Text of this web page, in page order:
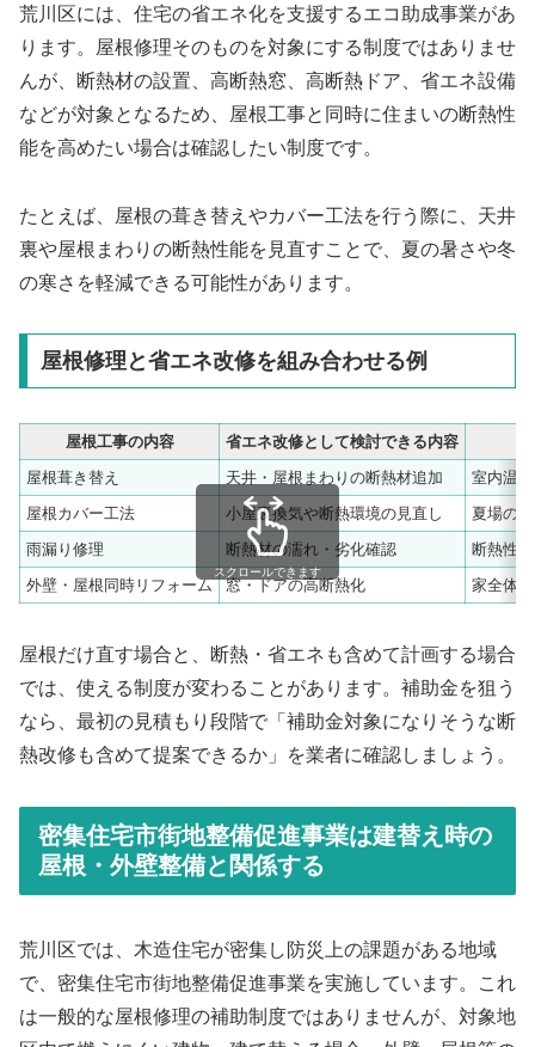
荒川区には、住宅の省エネ化を支援するエコ助成事業があ
ります。屋根修理そのものを対象にする制度ではありませ
んが、断熱材の設置、高断熱窓、高断熱ドア、省エネ設備
などが対象となるため、屋根工事と同時に住まいの断熱性
能を高めたい場合は確認したい制度です。
たとえば、屋根の葺き替えやカバー工法を行う際に、天井
裏や屋根まわりの断熱性能を見直すことで、夏の暑さや冬
の寒さを軽減できる可能性があります。
屋根修理と省エネ改修を組み合わせる例
屋根工事の内容 省エネ改修として検討できる内容
屋根葺き替え
天井・屋根まわりの断熱材追加
室内温
屋根カバー工法
小屋裏換気や断熱環境の見直し
夏場の
雨漏り修理
断熱材の濡れ・劣化確認
断熱性
外壁・屋根同時リフォーム
窓・ドアの高断熱化 家全体
スクロールできます
屋根だけ直す場合と、断熱・省エネも含めて計画する場合
では、使える制度が変わることがあります。補助金を狙う
なら、最初の見積もり段階で「補助金対象になりそうな断
熱改修も含めて提案できるか」を業者に確認しましょう。
密集住宅市街地整備促進事業は建替え時の
屋根・外壁整備と関係する
荒川区では、木造住宅が密集し防災上の課題がある地域
で、密集住宅市街地整備促進事業を実施しています。これ
は一般的な屋根修理の補助制度ではありませんが、対象地